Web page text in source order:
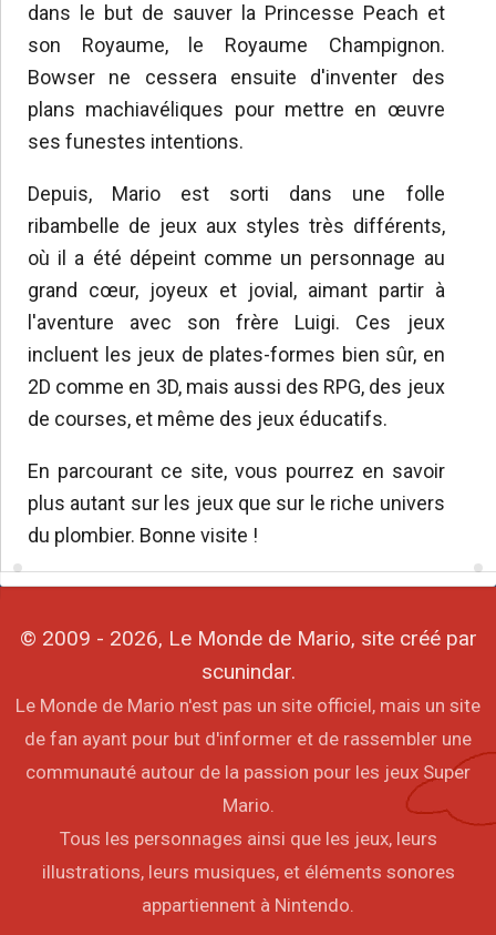
dans le but de sauver la Princesse Peach et
son Royaume, le Royaume Champignon.
Bowser ne cessera ensuite d'inventer des
plans machiavéliques pour mettre en œuvre
ses funestes intentions.
Depuis, Mario est sorti dans une folle
ribambelle de jeux aux styles très différents,
où il a été dépeint comme un personnage au
grand cœur, joyeux et jovial, aimant partir à
l'aventure avec son frère Luigi. Ces jeux
incluent les jeux de plates-formes bien sûr, en
2D comme en 3D, mais aussi des RPG, des jeux
de courses, et même des jeux éducatifs.
En parcourant ce site, vous pourrez en savoir
plus autant sur les jeux que sur le riche univers
du plombier. Bonne visite !
© 2009 - 2026, Le Monde de Mario, site créé par
scunindar.
Le Monde de Mario n'est pas un site officiel, mais un site
de fan ayant pour but d'informer et de rassembler une
communauté autour de la passion pour les jeux Super
Mario.
Tous les personnages ainsi que les jeux, leurs
illustrations, leurs musiques, et éléments sonores
appartiennent à Nintendo.